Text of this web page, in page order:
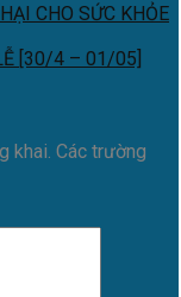
CHO SỨC KHỎE
[30/4 – 01/05]
khai. Các trường